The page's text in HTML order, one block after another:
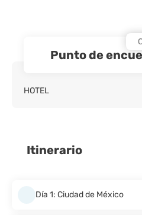
Punto de
HOTEL
Itinerario
Día 1: Ciudad de México